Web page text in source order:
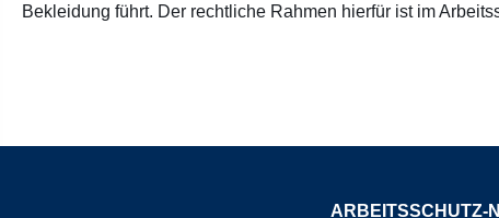
Bekleidung führt. Der rechtliche Rahmen hierfür ist im
ARBEITSSCHUTZ-